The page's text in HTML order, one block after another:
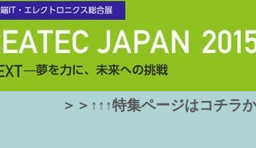
＞＞↑↑↑特集ページはコチラ